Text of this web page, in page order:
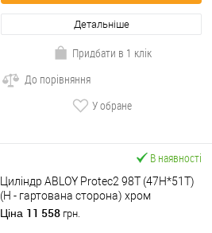
Детальніше
Придбати в 1 клік
До порівняння
У обране
В наявності
Циліндр ABLOY Protec2 98T (47H*51T)
(H - гартована сторона) хром
полірований
Ціна 11 558 грн.